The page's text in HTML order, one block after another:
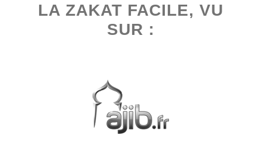
LA ZAKAT FACILE, VU
SUR :